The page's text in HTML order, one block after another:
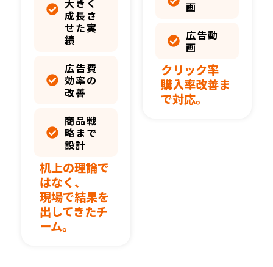
大きく
成長さ
せた実
績
広告費
効率の
改善
商品戦
略まで
設計
机上の理論で
はなく、
現場で結果を
出してきたチ
ーム。
画
広告動
画
クリック率
購入率改善ま
で対応。